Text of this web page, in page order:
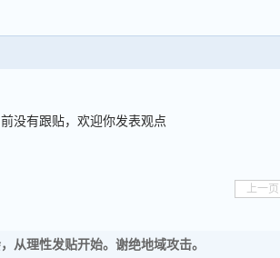
前没有跟贴，欢迎你发表观点
上一页
从理性发贴开始。谢绝地域攻击。